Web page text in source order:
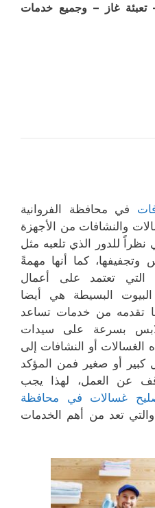
غاز – وجميع خدمات
في محافظة الفروانية
والنشافات من الأجهزة
نظراً للدور الذي تلعبه مثل
وتجفيفها، كما أنها مهمةً
التي تعتمد على أعمال
البسيطة هي أيضا
تقدمه من خدمات تساعد
بسرعة على سيدات
الغسالات أو النشافات إلى
أو صغير فمن المؤكد
عن العمل، لهذا يجب
غسالات في محافظة
والتي تعد من أهم الخدمات